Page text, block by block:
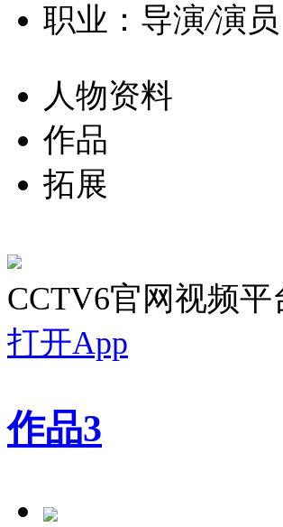
职业：导演/演员
人物资料
作品
拓展
CCTV6官网视频平
打开App
作品3